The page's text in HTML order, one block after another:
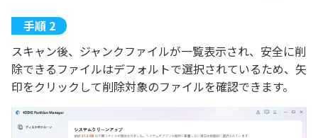
スキャン後、ジャンクファイルが一覧表示され、安全に削
除できるファイルはデフォルトで選択されているため、矢
印をクリックして削除対象のファイルを確認できます。